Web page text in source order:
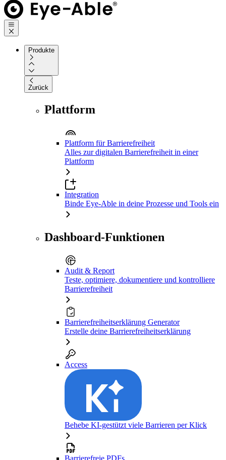
Produkte
Zurück
Plattform
Plattform für Barrierefreiheit
Alles zur digitalen Barrierefreiheit in einer
Plattform
Integration
Binde Eye-Able in deine Prozesse und Tools ein
Dashboard-Funktionen
Audit & Report
Teste, optimiere, dokumentiere und kontrolliere
Barrierefreiheit
Barrierefreiheitserklärung Generator
Erstelle deine Barrierefreiheitserklärung
Access
Behebe KI-gestützt viele Barrieren per Klick
Barrierefreie PDFs